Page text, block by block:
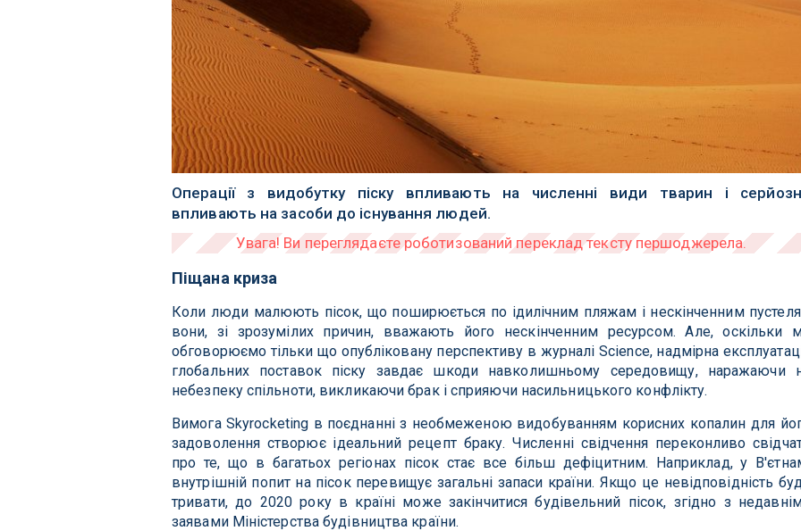
Операції з видобутку піску впливають на численні види тварин і
впливають на засоби до існування людей.
Піщана криза
Коли люди малюють пісок, що поширюється по ідилічним пляжам і нескінченним
вони, зі зрозумілих причин, вважають його нескінченним ресурсом. Але, оскільки
обговорюємо тільки що опубліковану перспективу в журналі Science, надмірна
глобальних поставок піску завдає шкоди навколишньому середовищу, наражаючи
небезпеку спільноти, викликаючи брак і сприяючи насильницького конфлікту.
Вимога Skyrocketing в поєднанні з необмеженою видобуванням корисних копалин для
задоволення створює ідеальний рецепт браку. Численні свідчення переконливо
про те, що в багатьох регіонах пісок стає все більш дефіцитним. Наприклад, у
внутрішній попит на пісок перевищує загальні запаси країни. Якщо це невідповідність
тривати, до 2020 року в країні може закінчитися будівельний пісок, згідно з
заявами Міністерства будівництва країни.